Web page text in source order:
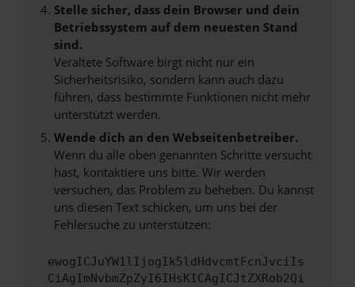
Stelle sicher, dass dein Browser und dein
Betriebssystem auf dem neuesten Stand
sind.
Veraltete Software birgt nicht nur ein
Sicherheitsrisiko, sondern kann auch dazu
führen, dass bestimmte Funktionen nicht mehr
unterstützt werden.
Wende dich an den Webseitenbetreiber.
Wenn du alle oben genannten Schritte versucht
hast, kontaktiere uns bitte. Wir werden
versuchen, das Problem zu beheben. Du kannst
uns diesen Text schicken, um uns bei der
Fehlersuche zu unterstützen:
ewogICJuYW1lIjogIk5ldHdvcmtFcnJvciIs
CiAgImNvbmZpZyI6IHsKICAgICJtZXRob2Qi